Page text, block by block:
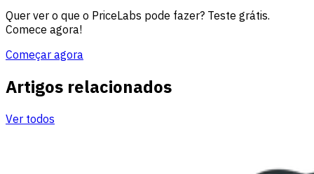
Quer ver o que o PriceLabs pode fazer? Teste grátis.
Comece agora!
Começar agora
Artigos relacionados
Ver todos